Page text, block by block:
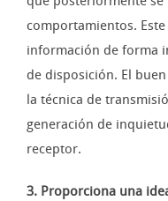
comportamientos.
información de forma
de disposición. El
la técnica de
generación de
receptor.
3. Proporciona una